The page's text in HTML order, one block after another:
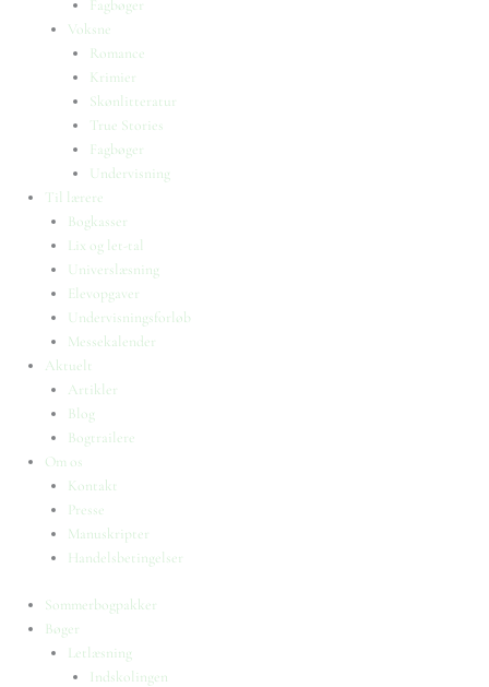
Fagbøger
Voksne
Romance
Krimier
Skønlitteratur
True Stories
Fagbøger
Undervisning
Til lærere
Bogkasser
Lix og let-tal
Universlæsning
Elevopgaver
Undervisningsforløb
Messekalender
Aktuelt
Artikler
Blog
Bogtrailere
Om os
Kontakt
Presse
Manuskripter
Handelsbetingelser
Sommerbogpakker
Bøger
Letlæsning
Indskolingen